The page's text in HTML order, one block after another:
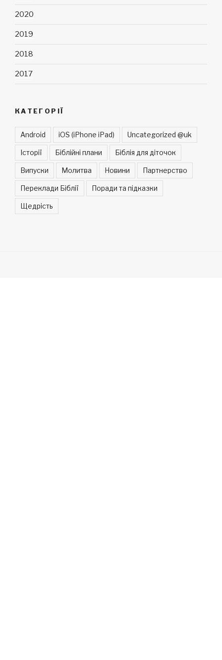
2020
2019
2018
2017
КАТЕГОРІЇ
Android iOS (iPhone iPad) Uncategorized @uk
Історії Біблійні плани Біблія для діточок
Випуски Молитва Новини Партнерство
Переклади Біблії Поради та підказки
Щедрість